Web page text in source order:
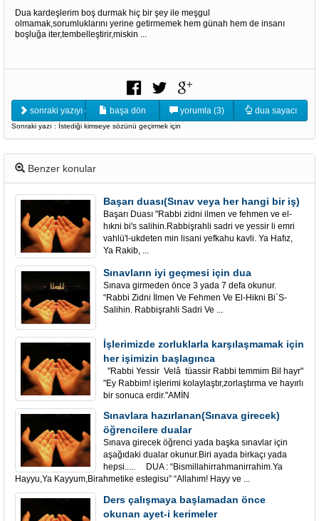
Dua kardeşlerim boş durmak hiç bir şey ile meşgul
olmamak,sorumluklarını yerine getirmemek hem günah hem de insanı
boşluğa iter,tembelleştirir,miskin ...
sonraki yazıyı oku başa dön yorumla (3) dua sayacı
Sonraki yazı : İstediği kimseye sözünü geçirmek için
Benzer konular
Başarı duası(Sınav veya her hangi bir iş)
Başarı Duası "Rabbi zidni ilmen ve fehmen ve el-
hıkni bi's salihin.Rabbişrahli sadri ve yessir li emri
vahlü'l-ukdeten min lisani yefkahu kavli. Ya Hafız,
Ya Rakib, ...
Sınavların iyi geçmesi için dua
Sınava girmeden önce 3 yada 7 defa okunur.
“Rabbi Zidni İlmen Ve Fehmen Ve El-Hikni Bi`S-
Salihin. Rabbişrahli Sadri Ve ...
İşlerimizde zorluklarla karşılaşmamak için
her işimizin başlagınca
"Rabbi Yessir Velâ tüassir Rabbi temmim Bil hayr"
"Ey Rabbim! işlerimi kolaylaştır,zorlaştırma ve hayırlı
bir sonuca erdir."AMİN
Sınavlara hazırlanan(Sınava girecek)
öğrencilere dualar
Sınava girecek öğrenci yada başka sınavlar için
aşağıdaki dualar okunur.Biri ayada birkaçı yada
hepsi..... DUA : “Bismillahirrahmanirrahim.Ya
Hayyu,Ya Kayyum,Birahmetike estegisu” “Allahım! Hayy ve ...
Ders çalışmaya başlamadan önce
okunan ayet-i kerimeler